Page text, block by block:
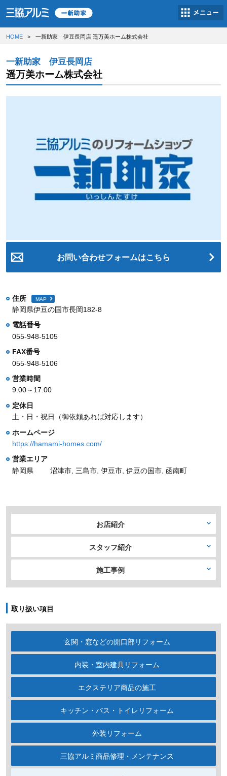
HOME 一新助家 伊豆長岡店 遥万美ホーム株式会社
一新助家 伊豆長岡店
遥万美ホーム株式会社
お問い合わせフォームはこちら
住所 MAP
静岡県伊豆の国市長岡182-8
電話番号
055-948-5105
FAX番号
055-948-5106
営業時間
9:00～17:00
定休日
土・日・祝日（御依頼あれば対応します）
ホームページ
https://hamami-homes.com/
営業エリア
静岡県
沼津市, 三島市, 伊豆市, 伊豆の国市, 函南町
お店紹介
スタッフ紹介
施工事例
取り扱い項目
玄関・窓などの開口部リフォーム
内装・室内建具リフォーム
エクステリア商品の施工
キッチン・バス・トイレリフォーム
外装リフォーム
三協アルミ商品修理・メンテナンス